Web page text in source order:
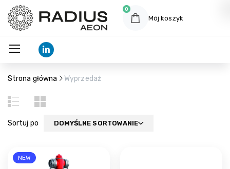
0
Mój koszyk
Strona główna Wyprzedaż
Sortuj po DOMYŚLNE SORTOWANIE
NEW